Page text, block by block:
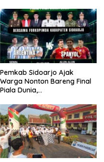
Pemkab Sidoarjo Ajak
Warga Nonton Bareng Final
Piala Dunia,